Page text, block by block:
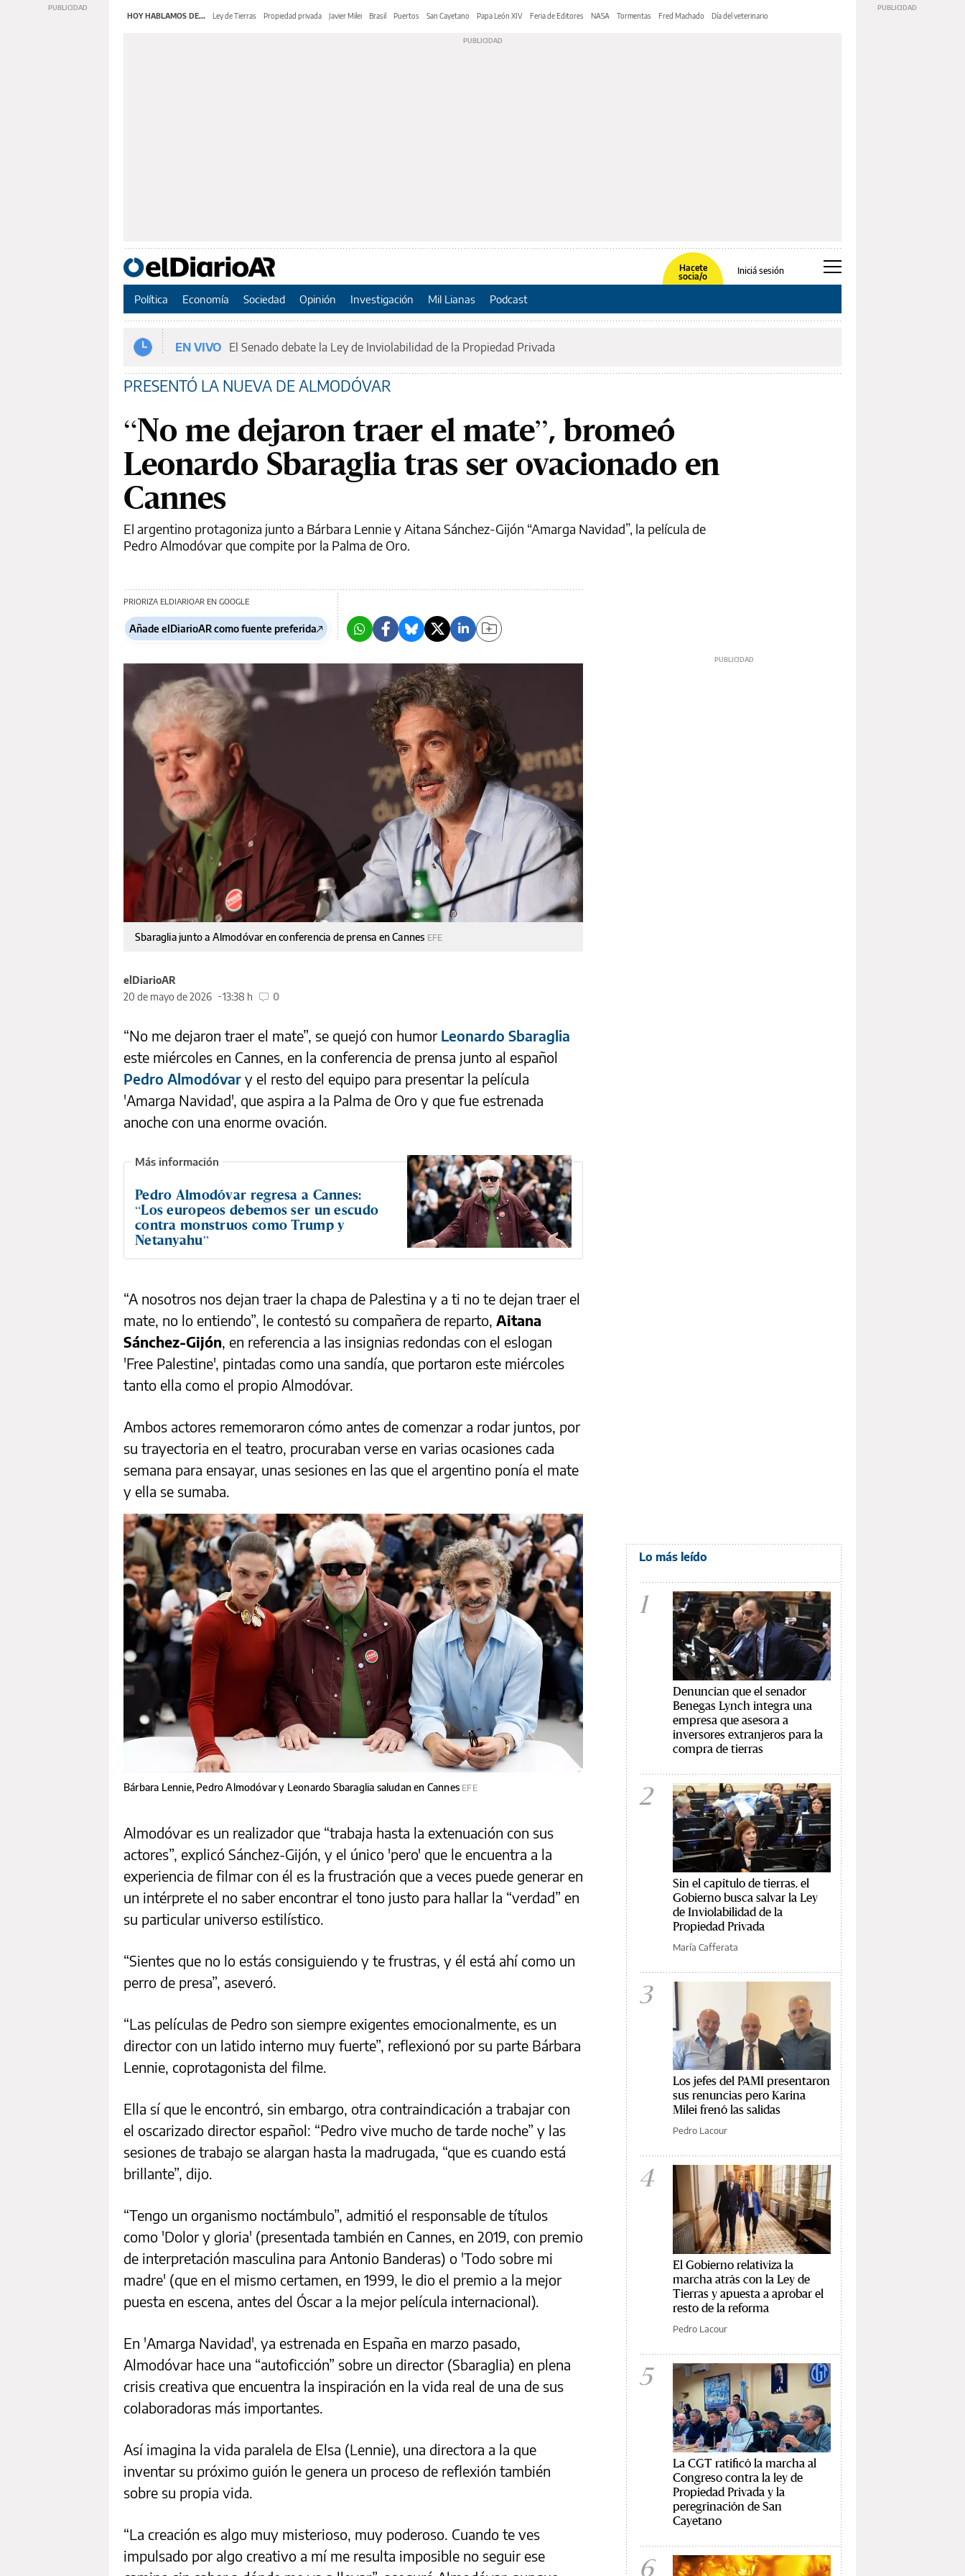
HOY HABLAMOS DE... Ley de Tierras Propiedad privada Javier Milei Brasil Puertos San Cayetano Papa León XIV Feria de Editores NASA Tormentas Fred Machado Día del veterinario
Hacete
socia/o
Iniciá sesión
Política Economía Sociedad Opinión Investigación Mil Lianas Podcast
EN VIVO El Senado debate la Ley de Inviolabilidad de la Propiedad Privada
PRESENTÓ LA NUEVA DE ALMODÓVAR
“No me dejaron traer el mate”, bromeó
Leonardo Sbaraglia tras ser ovacionado en
Cannes
El argentino protagoniza junto a Bárbara Lennie y Aitana Sánchez-Gijón “Amarga Navidad”, la película de
Pedro Almodóvar que compite por la Palma de Oro.
PRIORIZA ELDIARIOAR EN GOOGLE
Añade elDiarioAR como fuente preferida
Sbaraglia junto a Almodóvar en conferencia de prensa en Cannes EFE
elDiarioAR
20 de mayo de 2026
13:38 h 0
“No me dejaron traer el mate”, se quejó con humor Leonardo Sbaraglia
este miércoles en Cannes, en la conferencia de prensa junto al español
Pedro Almodóvar y el resto del equipo para presentar la película
'Amarga Navidad', que aspira a la Palma de Oro y que fue estrenada
anoche con una enorme ovación.
Pedro Almodóvar regresa a Cannes:
“Los europeos debemos ser un escudo
contra monstruos como Trump y
Netanyahu”
“A nosotros nos dejan traer la chapa de Palestina y a ti no te dejan traer el
mate, no lo entiendo”, le contestó su compañera de reparto, Aitana
Sánchez-Gijón, en referencia a las insignias redondas con el eslogan
'Free Palestine', pintadas como una sandía, que portaron este miércoles
tanto ella como el propio Almodóvar.
Ambos actores rememoraron cómo antes de comenzar a rodar juntos, por
su trayectoria en el teatro, procuraban verse en varias ocasiones cada
semana para ensayar, unas sesiones en las que el argentino ponía el mate
y ella se sumaba.
Bárbara Lennie, Pedro Almodóvar y Leonardo Sbaraglia saludan en Cannes EFE
Almodóvar es un realizador que “trabaja hasta la extenuación con sus
actores”, explicó Sánchez-Gijón, y el único 'pero' que le encuentra a la
experiencia de filmar con él es la frustración que a veces puede generar en
un intérprete el no saber encontrar el tono justo para hallar la “verdad” en
su particular universo estilístico.
“Sientes que no lo estás consiguiendo y te frustras, y él está ahí como un
perro de presa”, aseveró.
“Las películas de Pedro son siempre exigentes emocionalmente, es un
director con un latido interno muy fuerte”, reflexionó por su parte Bárbara
Lennie, coprotagonista del filme.
Ella sí que le encontró, sin embargo, otra contraindicación a trabajar con
el oscarizado director español: “Pedro vive mucho de tarde noche” y las
sesiones de trabajo se alargan hasta la madrugada, “que es cuando está
brillante”, dijo.
“Tengo un organismo noctámbulo”, admitió el responsable de títulos
como 'Dolor y gloria' (presentada también en Cannes, en 2019, con premio
de interpretación masculina para Antonio Banderas) o 'Todo sobre mi
madre' (que en el mismo certamen, en 1999, le dio el premio a la mejor
puesta en escena, antes del Óscar a la mejor película internacional).
En 'Amarga Navidad', ya estrenada en España en marzo pasado,
Almodóvar hace una “autoficción” sobre un director (Sbaraglia) en plena
crisis creativa que encuentra la inspiración en la vida real de una de sus
colaboradoras más importantes.
Así imagina la vida paralela de Elsa (Lennie), una directora a la que
inventar su próximo guión le genera un proceso de reflexión también
sobre su propia vida.
“La creación es algo muy misterioso, muy poderoso. Cuando te ves
impulsado por algo creativo a mí me resulta imposible no seguir ese
Lo más leído
1
Denuncian que el senador
Benegas Lynch integra una
empresa que asesora a
inversores extranjeros para la
compra de tierras
2
Sin el capítulo de tierras, el
Gobierno busca salvar la Ley
de Inviolabilidad de la
Propiedad Privada
María Cafferata
3
Los jefes del PAMI presentaron
sus renuncias pero Karina
Milei frenó las salidas
Pedro Lacour
4
El Gobierno relativiza la
marcha atrás con la Ley de
Tierras y apuesta a aprobar el
resto de la reforma
Pedro Lacour
5
La CGT ratificó la marcha al
Congreso contra la ley de
Propiedad Privada y la
peregrinación de San
Cayetano
6